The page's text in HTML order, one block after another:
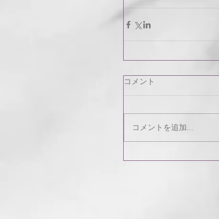
コメント
コメントを追加…